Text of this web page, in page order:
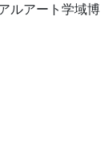
アート学域博